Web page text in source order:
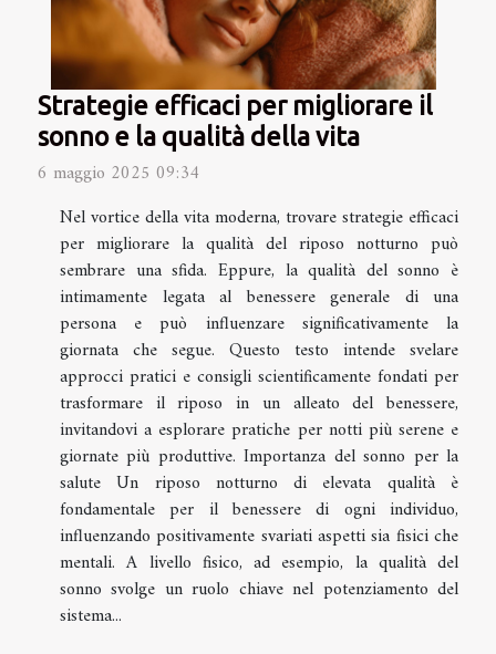
Strategie efficaci per migliorare il
sonno e la qualità della vita
6 maggio 2025 09:34
Nel vortice della vita moderna, trovare strategie efficaci
per migliorare la qualità del riposo notturno può
sembrare una sfida. Eppure, la qualità del sonno è
intimamente legata al benessere generale di una
persona e può influenzare significativamente la
giornata che segue. Questo testo intende svelare
approcci pratici e consigli scientificamente fondati per
trasformare il riposo in un alleato del benessere,
invitandovi a esplorare pratiche per notti più serene e
giornate più produttive. Importanza del sonno per la
salute Un riposo notturno di elevata qualità è
fondamentale per il benessere di ogni individuo,
influenzando positivamente svariati aspetti sia fisici che
mentali. A livello fisico, ad esempio, la qualità del
sonno svolge un ruolo chiave nel potenziamento del
sistema...